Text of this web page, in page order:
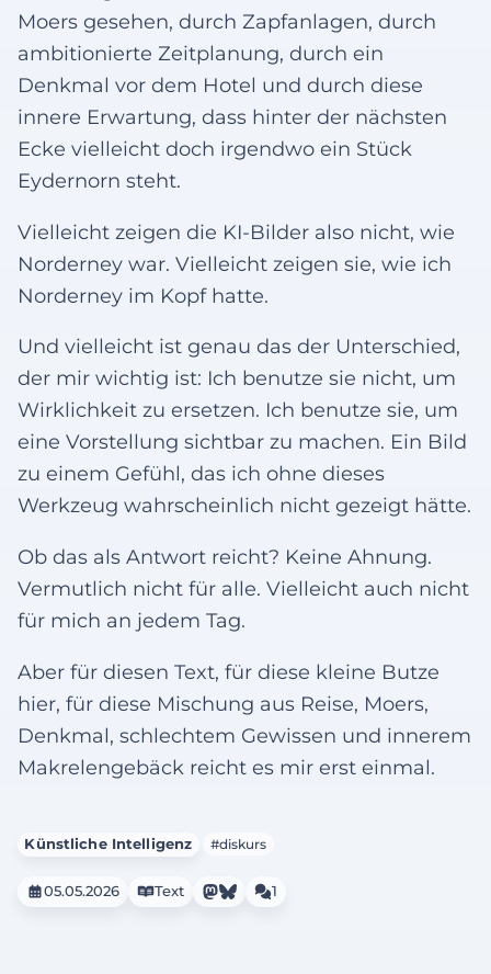
Moers gesehen, durch Zapfanlagen, durch
ambitionierte Zeitplanung, durch ein
Denkmal vor dem Hotel und durch diese
innere Erwartung, dass hinter der nächsten
Ecke vielleicht doch irgendwo ein Stück
Eydernorn steht.
Vielleicht zeigen die KI-Bilder also nicht, wie
Norderney war. Vielleicht zeigen sie, wie ich
Norderney im Kopf hatte.
Und vielleicht ist genau das der Unterschied,
der mir wichtig ist: Ich benutze sie nicht, um
Wirklichkeit zu ersetzen. Ich benutze sie, um
eine Vorstellung sichtbar zu machen. Ein Bild
zu einem Gefühl, das ich ohne dieses
Werkzeug wahrscheinlich nicht gezeigt hätte.
Ob das als Antwort reicht? Keine Ahnung.
Vermutlich nicht für alle. Vielleicht auch nicht
für mich an jedem Tag.
Aber für diesen Text, für diese kleine Butze
hier, für diese Mischung aus Reise, Moers,
Denkmal, schlechtem Gewissen und innerem
Makrelengebäck reicht es mir erst einmal.
Künstliche Intelligenz #diskurs
05.05.2026 Text 1